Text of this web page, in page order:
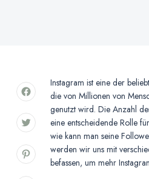
Instagram ist eine der
die von Millionen von
genutzt wird. Die Anzahl
eine entscheidende Rolle
wie kann man seine
werden wir uns mit
befassen, um mehr